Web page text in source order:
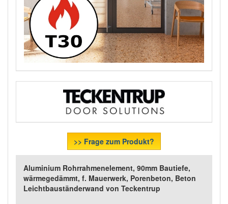
>> Frage zum Produkt?
Aluminium Rohrrahmenelement, 90mm Bautiefe,
wärmegedämmt, f. Mauerwerk, Porenbeton, Beton
Leichtbauständerwand von Teckentrup